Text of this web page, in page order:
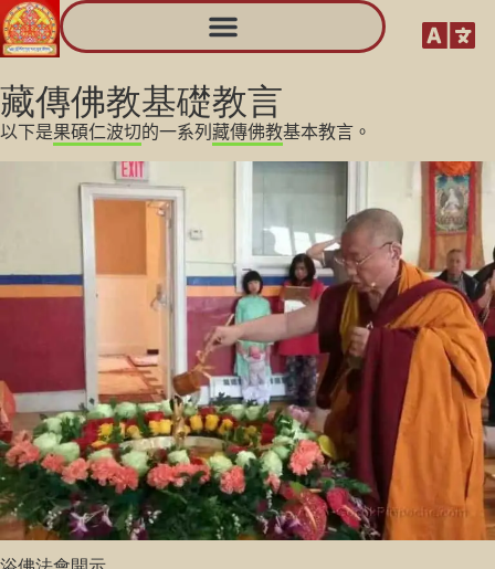
藏傳佛教基礎教言
以下是果碩仁波切的一系列 藏傳佛教基本教言。